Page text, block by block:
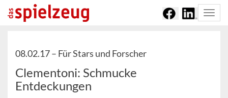
08.02.17 – Für Stars und Forscher
Clementoni: Schmucke
Entdeckungen